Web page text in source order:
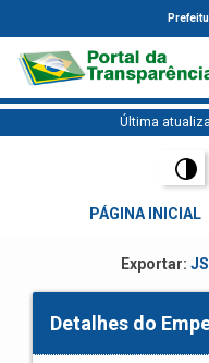
Última
PÁGINA INICIAL
Exportar:
Detalhes do